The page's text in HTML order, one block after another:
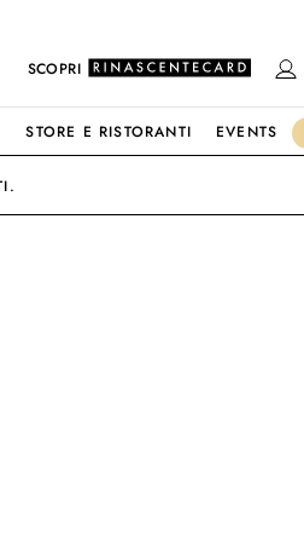
SCOPRI
STORE E RISTORANTI EVENTS